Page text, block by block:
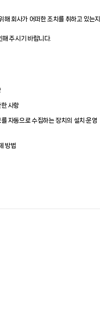
해 회사가 어떠한 조치를 취하고 있는지
주시기 바랍니다.
사항
자동으로 수집하는 장치의 설치·운영
방법